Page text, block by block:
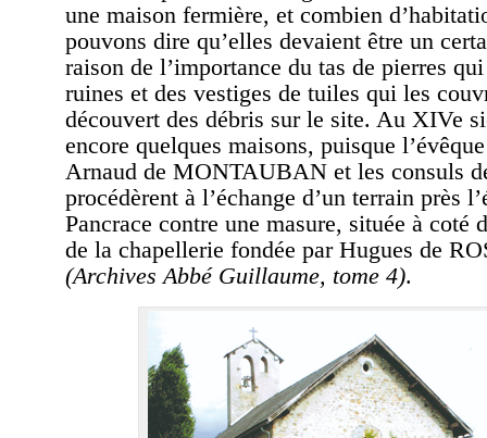
une maison fermière, et combien
pouvons dire qu’elles devaient être un
raison de l’importance du tas de pierres
ruines et des vestiges de tuiles qui les
découvert des débris sur le site. Au XIVe
encore quelques maisons, puisque
Arnaud de MONTAUBAN et les consuls
procédèrent à l’échange d’un terrain près
Pancrace contre une masure, située à coté
de la chapellerie fondée par Hugues de
(Archives Abbé Guillaume, tome 4).